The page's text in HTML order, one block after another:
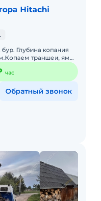
Hitachi
Глубина копания
траншеи, ямы,
и не копать. Доставка
час
Обратный звонок